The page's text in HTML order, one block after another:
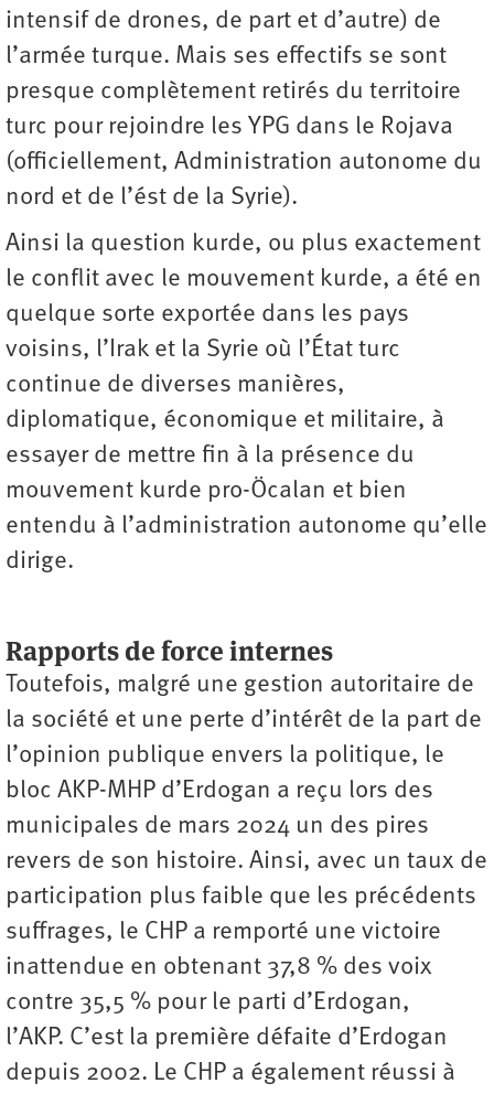
intensif de drones, de part et d’autre) de
l’armée turque. Mais ses effectifs se sont
presque complètement retirés du territoire
turc pour rejoindre les YPG dans le Rojava
(officiellement, Administration autonome du
nord et de l’ést de la Syrie).
Ainsi la question kurde, ou plus exactement
le conflit avec le mouvement kurde, a été en
quelque sorte exportée dans les pays
voisins, l’Irak et la Syrie où l’État turc
continue de diverses manières,
diplomatique, économique et militaire, à
essayer de mettre fin à la présence du
mouvement kurde pro-Öcalan et bien
entendu à l’administration autonome qu’elle
dirige.
Rapports de force internes
Toutefois, malgré une gestion autoritaire de
la société et une perte d’intérêt de la part de
l’opinion publique envers la politique, le
bloc AKP-MHP d’Erdogan a reçu lors des
municipales de mars 2024 un des pires
revers de son histoire. Ainsi, avec un taux de
participation plus faible que les précédents
suffrages, le CHP a remporté une victoire
inattendue en obtenant 37,8 % des voix
contre 35,5 % pour le parti d’Erdogan,
l’AKP. C’est la première défaite d’Erdogan
depuis 2002. Le CHP a également réussi à